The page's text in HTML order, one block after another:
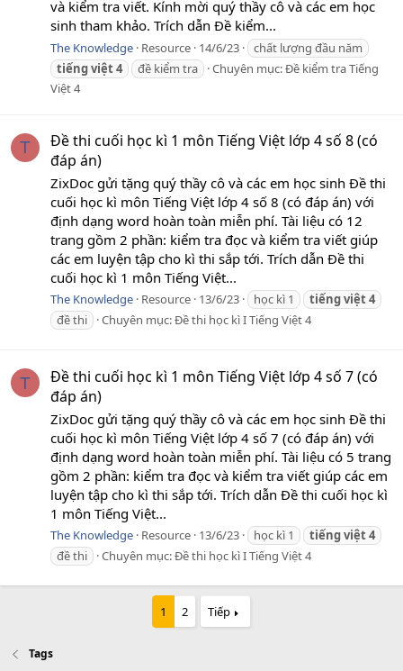
và kiểm tra viết. Kính mời quý thầy cô và các em học
sinh tham khảo. Trích dẫn Đề kiểm...
The Knowledge Resource 14/6/23
chất lượng đầu năm
tiếngviệt4 đề kiểm tra Chuyên mục:Đề kiểm tra Tiếng
Việt 4
T
Đề thi cuối học kì 1 môn Tiếng Việt lớp 4 số 8 (có
đáp án)
ZixDoc gửi tặng quý thầy cô và các em học sinh Đề thi
cuối học kì môn Tiếng Việt lớp 4 số 8 (có đáp án) với
định dạng word hoàn toàn miễn phí. Tài liệu có 12
trang gồm 2 phần: kiểm tra đọc và kiểm tra viết giúp
các em luyện tập cho kì thi sắp tới. Trích dẫn Đề thi
cuối học kì 1 môn Tiếng Việt...
The Knowledge Resource 13/6/23 học kì 1 tiếngviệt4
đề thi
Chuyên mục:Đề thi học kì I Tiếng Việt 4
T
Đề thi cuối học kì 1 môn Tiếng Việt lớp 4 số 7 (có
đáp án)
ZixDoc gửi tặng quý thầy cô và các em học sinh Đề thi
cuối học kì môn Tiếng Việt lớp 4 số 7 (có đáp án) với
định dạng word hoàn toàn miễn phí. Tài liệu có 5 trang
gồm 2 phần: kiểm tra đọc và kiểm tra viết giúp các em
luyện tập cho kì thi sắp tới. Trích dẫn Đề thi cuối học kì
1 môn Tiếng Việt...
The Knowledge Resource 13/6/23 học kì 1 tiếngviệt4
đề thi
Chuyên mục:Đề thi học kì I Tiếng Việt 4
1 2 Tiếp
Tags